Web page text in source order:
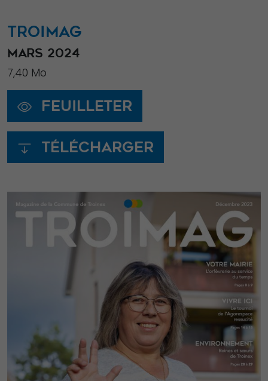
TROIMAG
MARS 2024
7,40 Mo
Feuilleter
Télécharger
Si vous refusez
certaines
fonctionnalités
disparaîtront
du site Web.
Marketing
En partageant
votre intérêt et
votre
comportement